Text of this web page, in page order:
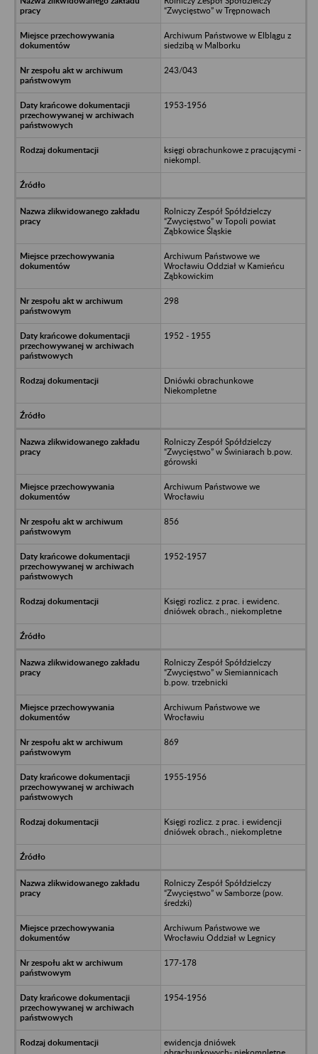
“Zwycięstwo” w Trępnowach
Archiwum Państwowe w Elblągu z
siedzibą w Malborku
243/043
1953-1956
księgi obrachunkowe z pracującymi -
niekompl.
Rolniczy Zespół Spółdzielczy
“Zwycięstwo” w Topoli powiat
Ząbkowice Śląskie
Archiwum Państwowe we
Wrocławiu Oddział w Kamieńcu
Ząbkowickim
298
1952 - 1955
Dniówki obrachunkowe
Niekompletne
Rolniczy Zespół Spółdzielczy
“Zwycięstwo” w Świniarach b.pow.
górowski
Archiwum Państwowe we
Wrocławiu
856
1952-1957
Księgi rozlicz. z prac. i ewidenc.
dniówek obrach., niekompletne
Rolniczy Zespół Spółdzielczy
“Zwycięstwo” w Siemiannicach
b.pow. trzebnicki
Archiwum Państwowe we
Wrocławiu
869
1955-1956
Księgi rozlicz. z prac. i ewidencji
dniówek obrach., niekompletne
Rolniczy Zespół Spółdzielczy
“Zwycięstwo” w Samborze (pow.
średzki)
Archiwum Państwowe we
Wrocławiu Oddział w Legnicy
177-178
1954-1956
ewidencja dniówek